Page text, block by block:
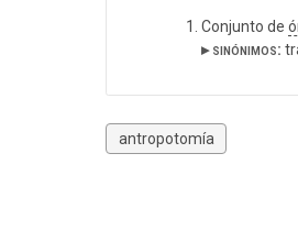
Conjunto de
▸ sinónimos:
antropotomía